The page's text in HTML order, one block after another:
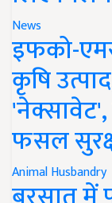
News
इफको-
कृषि
'नेक्सावेट',
फसल
Animal Husbandry